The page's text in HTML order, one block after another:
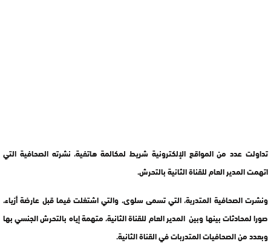
تداولت عدد من المواقع الإلكترونية شريط لمكالمة هاتفية، نشرته الصحافية التي
اتهمت المدير العام للقناة الثانية بالتحرش.
ونشرت الصحافية المتدربة، التي تسمى سلوى، والتي اشتغلت فيما قبل عارضة أزياء،
صورا لمحادثات بينها وبين المدير العام للقناة الثانية، متهمة إياه بالتحرش الجنسي بها
وبعدد من الصحافيات المتدربات في القناة الثانية.